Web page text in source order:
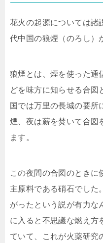
花火の起源については諸
代中国の狼煙（のろし）
狼煙とは、煙を使った通
どを味方に知らせる合図
国では万里の長城の要所
煙、夜は薪を焚いて合図
ます。
この夜間の合図のときに
主原料である硝石でした
がったという説が有力な
に入ると不思議な燃え方
ていて、これが火薬研究